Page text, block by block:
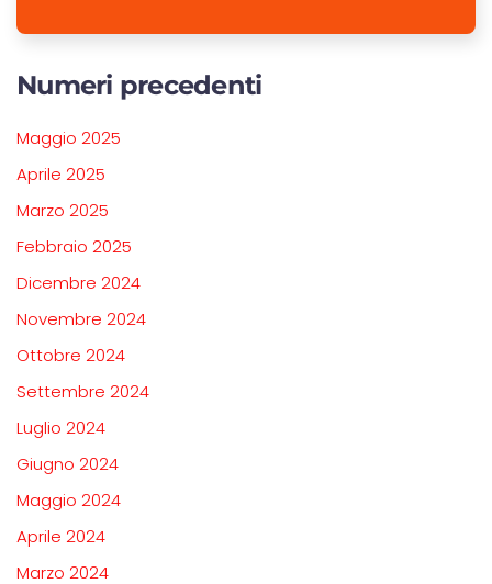
Numeri precedenti
Maggio 2025
Aprile 2025
Marzo 2025
Febbraio 2025
Dicembre 2024
Novembre 2024
Ottobre 2024
Settembre 2024
Luglio 2024
Giugno 2024
Maggio 2024
Aprile 2024
Marzo 2024